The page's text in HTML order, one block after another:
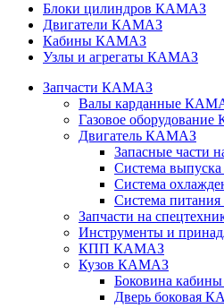
Блоки цилиндров КАМАЗ
Двигатели КАМАЗ
Кабины КАМАЗ
Узлы и агрегаты КАМАЗ
Запчасти КАМАЗ
Валы карданные
Газовое
Двигатель КАМАЗ
Запасные части
Система
Система
Система
Запчасти на
Инструменты и
КПП КАМАЗ
Кузов КАМАЗ
Боковина
Дверь боковая